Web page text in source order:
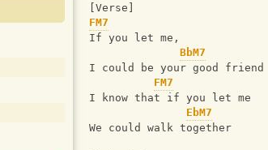
[Verse]
FM7
If you let me,
BbM7
I could be your good friend
FM7
I know that if you let me
EbM7
We could walk together